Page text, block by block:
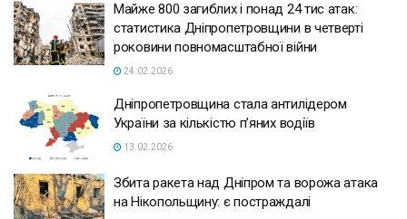
Майже 800 загиблих і понад 24 тис атак:
статистика Дніпропетровщини в четверті
роковини повномасштабної війни
24.02.2026
Дніпропетровщина стала антилідером
України за кількістю п’яних водіїв
13.02.2026
Збита ракета над Дніпром та ворожа атака
на Нікопольщину: є постраждалі